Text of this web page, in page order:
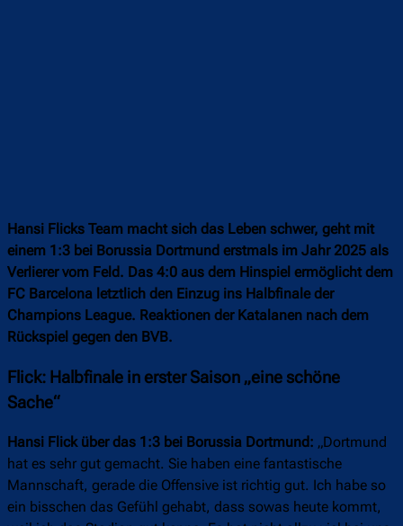
Hansi Flicks Team macht sich das Leben schwer, geht mit
einem 1:3 bei Borussia Dortmund erstmals im Jahr 2025 als
Verlierer vom Feld. Das 4:0 aus dem Hinspiel ermöglicht dem
FC Barcelona letztlich den Einzug ins Halbfinale der
Champions League. Reaktionen der Katalanen nach dem
Rückspiel gegen den BVB.
Flick: Halbfinale in erster Saison „eine schöne
Sache“
Hansi Flick über das 1:3 bei Borussia Dortmund: „Dortmund
hat es sehr gut gemacht. Sie haben eine fantastische
Mannschaft, gerade die Offensive ist richtig gut. Ich habe so
ein bisschen das Gefühl gehabt, dass sowas heute kommt,